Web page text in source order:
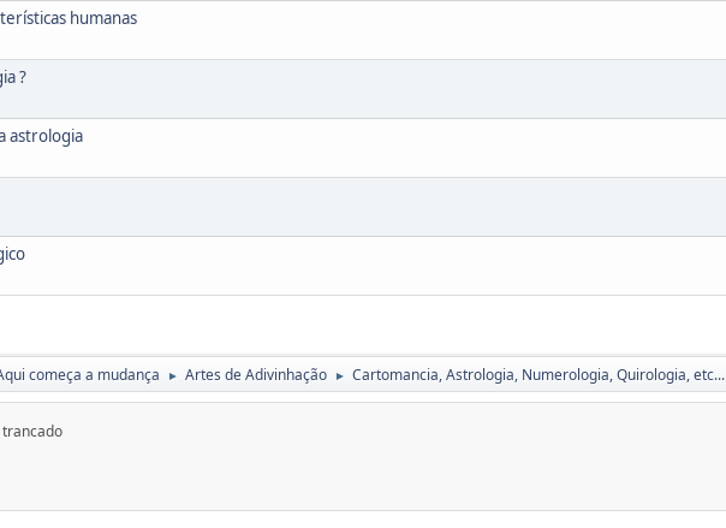
humanas
?
astrologia
começa a mudança ► Artes de Adivinhação ► Cartomancia, Astrologia, Numerologia, Quirologia, etc...
trancado